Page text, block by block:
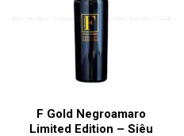
F Gold Negroamaro
Limited Edition – Siêu